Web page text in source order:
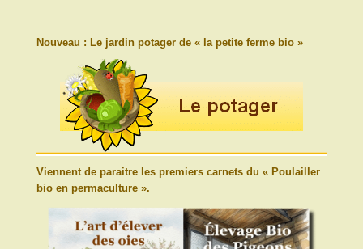
Nouveau : Le jardin potager de « la petite ferme bio »
Viennent de paraitre les premiers carnets du « Poulailler
bio en permaculture ».